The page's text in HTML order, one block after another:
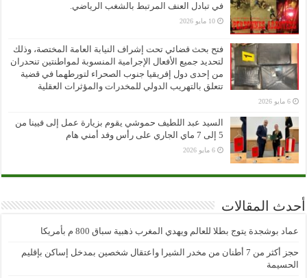
في تبادل العنف المرتبط بالشغب الرياضي.
10 مايو 2026
فتح بحث قضائي تحت إشراف النيابة العامة المختصة، وذلك
لتحديد جميع الأفعال الإجرامية المنسوبة لمواطنتين تنحدران
من إحدى دول إفريقيا جنوب الصحراء لتورطهما في قضية
تتعلق بالتهريب الدولي للمخدرات والمؤثرات العقلية
6 مايو 2026
السيد عبد اللطيف حموشي يقوم بزيارة عمل إلى فيينا من
5 إلى 7 ماي الجاري على رأس وفد أمني هام
6 مايو 2026
أحدث المقالات
عماد بوشجدة يتوج بطلا للعالم ويهدي المغرب ذهبية سباق 800 م بأمريكا
حجز أكثر من 7 أطنان من مخدر الشيرا واعتقال شخصين بمدخل إساكن بإقليم
الحسيمة